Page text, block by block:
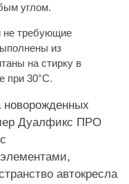
углом.
не требующие
из
на стирку в
при 30°С.
новорожденных
Дуалфикс ПРО
автокресла